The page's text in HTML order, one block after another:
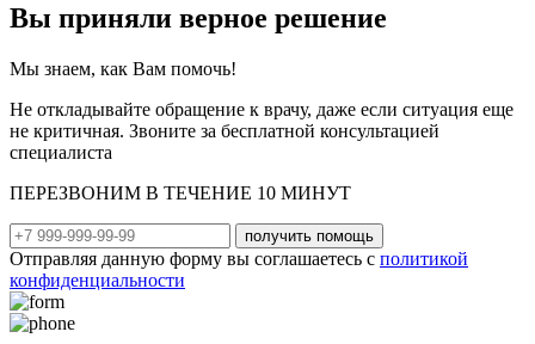
Вы приняли верное решение
Мы знаем, как Вам помочь!
Не откладывайте обращение к врачу, даже если ситуация еще
не критичная. Звоните за бесплатной консультацией
специалиста
ПЕРЕЗВОНИМ В ТЕЧЕНИЕ 10 МИНУТ
получить помощь
Отправляя данную форму вы соглашаетесь с политикой
конфиденциальности